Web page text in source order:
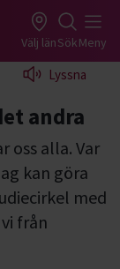
Välj länSökMeny
Lyssna
andra
oss alla. Var
kan göra
med
från